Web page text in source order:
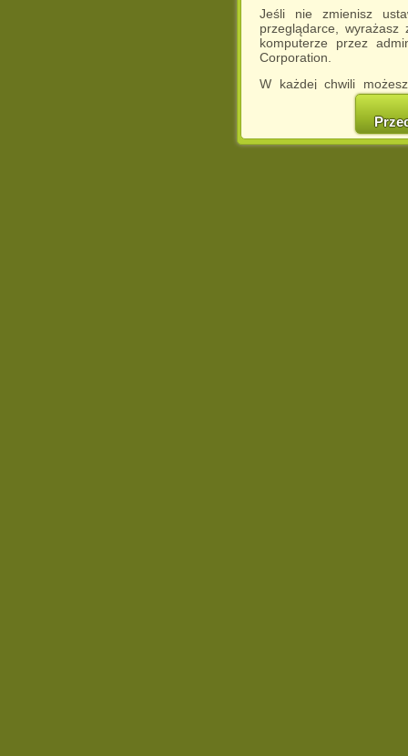
Jeśli nie zmienisz
przeglądarce,
komputerze przez
Corporation.
W każdej chwili
cookies w swojej
w naszej
http://chomikuj.pl/